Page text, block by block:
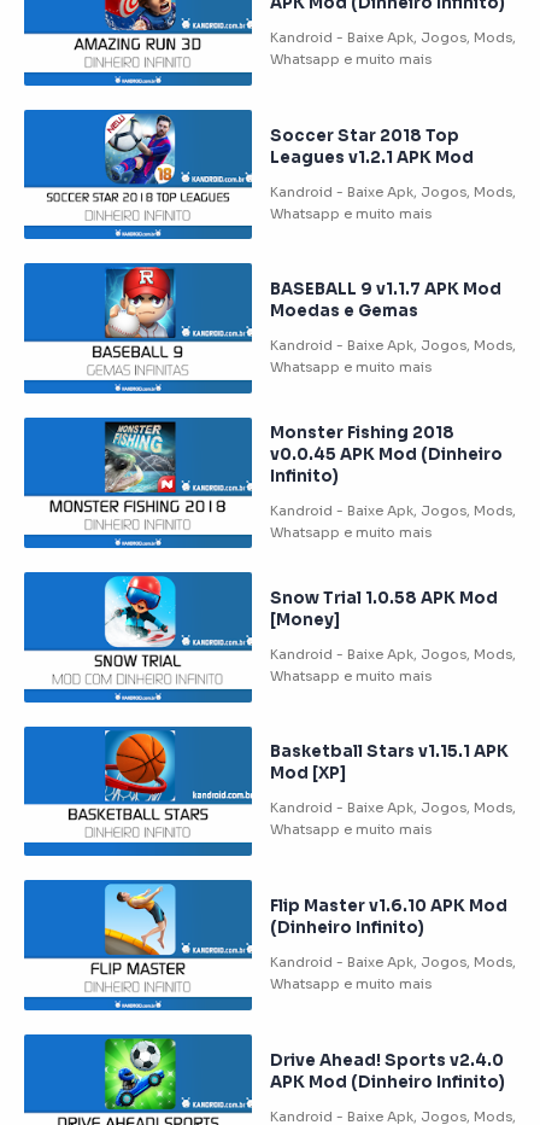
Soccer Star 2018 Top
Leagues v1.2.1 APK Mod
BASEBALL 9 v1.1.7 APK Mod
Moedas e Gemas
Monster Fishing 2018
v0.0.45 APK Mod (Dinheiro
Infinito)
Snow Trial 1.0.58 APK Mod
[Money]
Basketball Stars v1.15.1 APK
Mod [XP]
Flip Master v1.6.10 APK Mod
(Dinheiro Infinito)
Drive Ahead! Sports v2.4.0
APK Mod (Dinheiro Infinito)